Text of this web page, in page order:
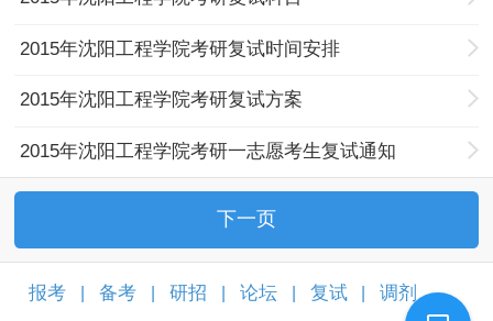
2015年沈阳工程学院考研复试时间安排
2015年沈阳工程学院考研复试方案
2015年沈阳工程学院考研一志愿考生复试通知
下一页
报考 备考 研招 论坛 复试 调剂